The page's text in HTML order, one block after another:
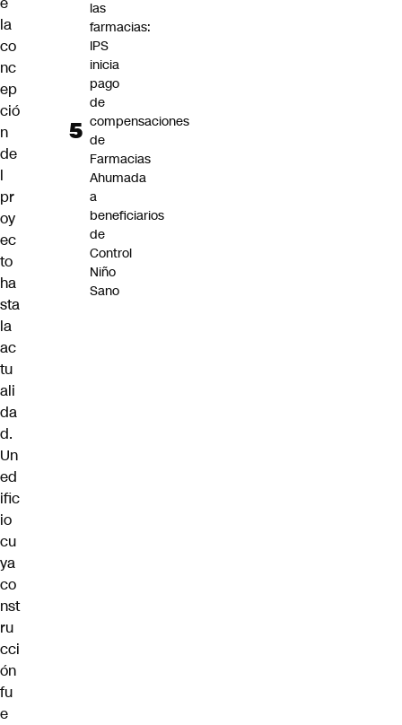
la
co
nc
ep
ció
n
de
l
pr
oy
ec
to
ha
sta
la
ac
tu
ali
da
d.
Un
ed
ific
io
cu
ya
co
nst
ru
cci
ón
fu
e
las
farmacias:
IPS
inicia
pago
de
compensaciones
de
Farmacias
Ahumada
a
beneficiarios
de
Control
Niño
Sano